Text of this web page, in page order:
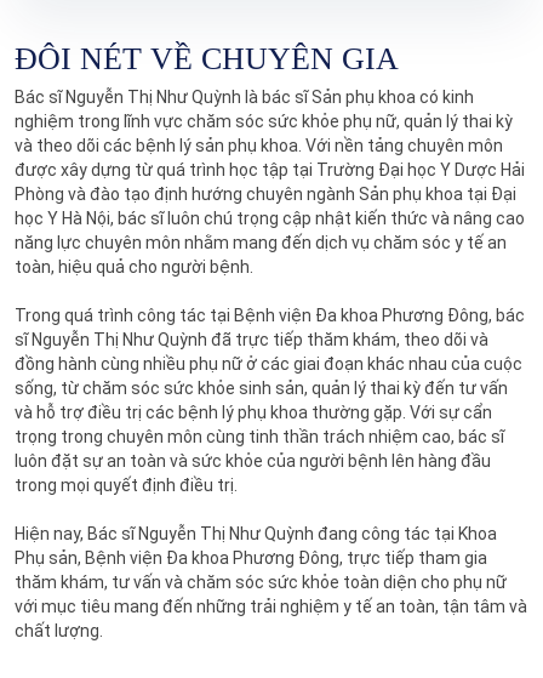
ĐÔI NÉT VỀ CHUYÊN GIA
Bác sĩ Nguyễn Thị Như Quỳnh là bác sĩ Sản phụ khoa có kinh
nghiệm trong lĩnh vực chăm sóc sức khỏe phụ nữ, quản lý thai kỳ
và theo dõi các bệnh lý sản phụ khoa. Với nền tảng chuyên môn
được xây dựng từ quá trình học tập tại Trường Đại học Y Dược Hải
Phòng và đào tạo định hướng chuyên ngành Sản phụ khoa tại Đại
học Y Hà Nội, bác sĩ luôn chú trọng cập nhật kiến thức và nâng cao
năng lực chuyên môn nhằm mang đến dịch vụ chăm sóc y tế an
toàn, hiệu quả cho người bệnh.
Trong quá trình công tác tại Bệnh viện Đa khoa Phương Đông, bác
sĩ Nguyễn Thị Như Quỳnh đã trực tiếp thăm khám, theo dõi và
đồng hành cùng nhiều phụ nữ ở các giai đoạn khác nhau của cuộc
sống, từ chăm sóc sức khỏe sinh sản, quản lý thai kỳ đến tư vấn
và hỗ trợ điều trị các bệnh lý phụ khoa thường gặp. Với sự cẩn
trọng trong chuyên môn cùng tinh thần trách nhiệm cao, bác sĩ
luôn đặt sự an toàn và sức khỏe của người bệnh lên hàng đầu
trong mọi quyết định điều trị.
Hiện nay, Bác sĩ Nguyễn Thị Như Quỳnh đang công tác tại Khoa
Phụ sản, Bệnh viện Đa khoa Phương Đông, trực tiếp tham gia
thăm khám, tư vấn và chăm sóc sức khỏe toàn diện cho phụ nữ
với mục tiêu mang đến những trải nghiệm y tế an toàn, tận tâm và
chất lượng.